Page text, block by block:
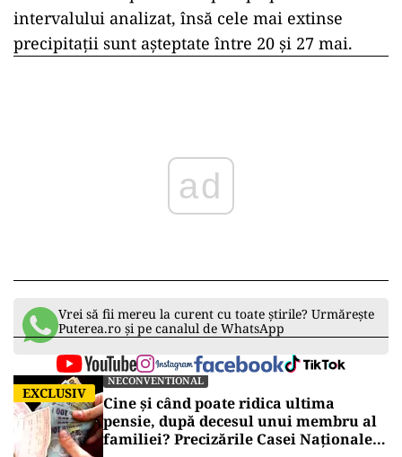
intervalului analizat, însă cele mai extinse
precipitații sunt așteptate între 20 și 27 mai.
ad
Vrei să fii mereu la curent cu toate știrile? Urmărește
Puterea.ro și pe canalul de WhatsApp
EXCLUSIV
NECONVENTIONAL
Cine și când poate ridica ultima
pensie, după decesul unui membru al
familiei? Precizările Casei Naționale